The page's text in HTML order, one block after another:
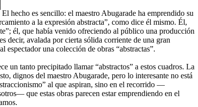
El hecho es sencillo: el maestro Abugaradeha emprendido su
a la expresión abstracta”, como dice él mismo. Él,
él, que había venido ofreciendo al público una producción
decir, avalada por cierta sólida corriente de una gran
espectador una colección de obras “abstractas”.
un tanto precipitado llamar “abstractos” a estos cuadros. La
dignos del maestro Abugarade, pero lo interesante no está
al que aspiran, sino en el recorrido —
que estas obras parecen estar emprendiendo en el